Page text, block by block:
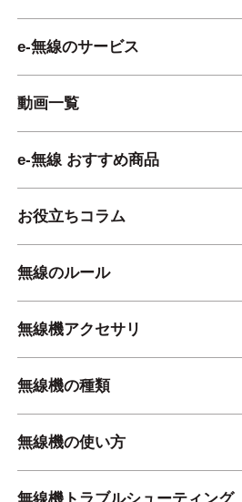
e-無線のサービス
動画一覧
e-無線 おすすめ商品
お役立ちコラム
無線のルール
無線機アクセサリ
無線機の種類
無線機の使い方